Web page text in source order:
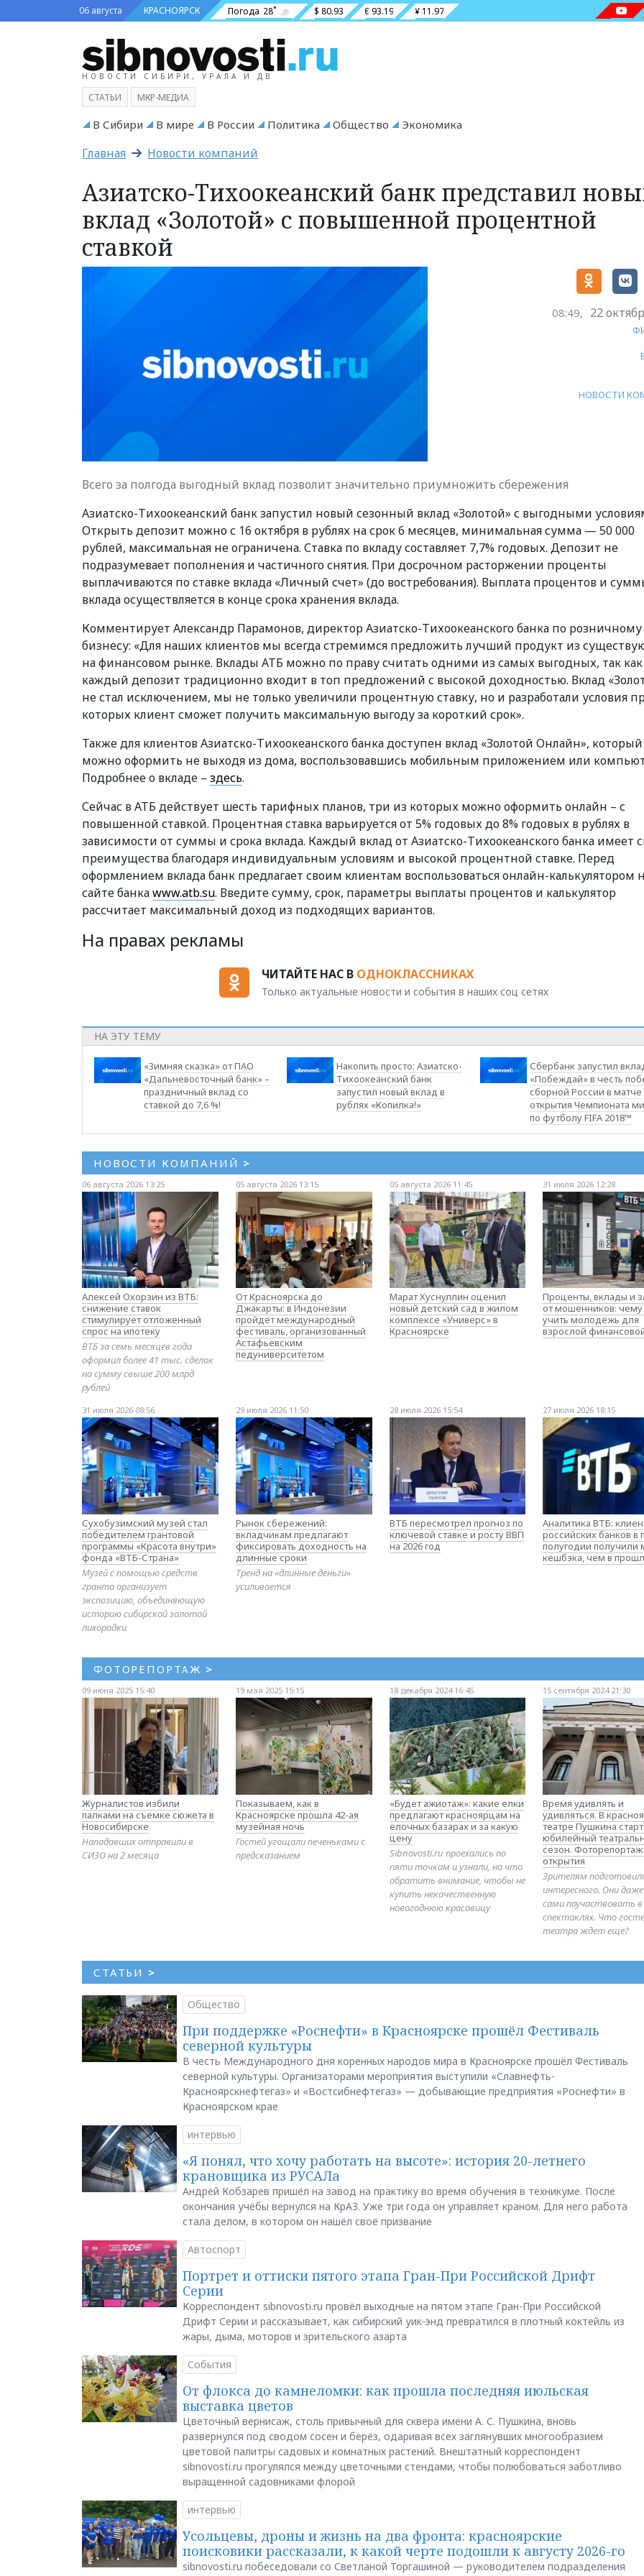
06 августа КРАСНОЯРСК Погода 28˚ $ 80.93 € 93.19 ¥ 11.97
НОВОСТИ СИБИРИ, УРАЛА И ДВ
СТАТЬИ МКР-МЕДИА
В Сибири В мире В России Политика Общество Экономика
Главная Новости компаний
Азиатско-Тихоокеанский банк представил
вклад «Золотой» с повышенной процентной
ставкой
08:49, 22
НОВОСТИ
Всего за полгода выгодный вклад позволит значительно приумножить сбережения
Азиатско-Тихоокеанский банк запустил новый сезонный вклад «Золотой» с выгодными
Открыть депозит можно с 16 октября в рублях на срок 6 месяцев, минимальная сумма — 50 000
рублей, максимальная не ограничена. Ставка по вкладу составляет 7,7% годовых. Депозит не
подразумевает пополнения и частичного снятия. При досрочном расторжении проценты
выплачиваются по ставке вклада «Личный счет» (до востребования). Выплата процентов и
вклада осуществляется в конце срока хранения вклада.
Комментирует Александр Парамонов, ди⁠ректор Азиатско-Тихоокеанского банка по розничному
бизнесу: «Для наших клиентов мы всегда стремимся предложить лучший продукт из
на финансовом рынке. Вклады АТБ можно по праву считать одними из самых выгодных, так как
каждый депозит традиционно входит в топ предложений с высокой доходностью. Вклад
не стал исключением, мы не только увеличили процентную ставку, но и разработали условия
которых клиент сможет получить максимальную выгоду за короткий срок».
Также для клиентов Азиатско-Тихоокеанского банка доступен вклад «Золотой Онлайн», который
можно оформить не выходя из дома, воспользовавшись мобильным приложением или
Подробнее о вкладе – здесь.
Сейчас в АТБ действует шесть тарифных планов, три из которых можно оформить онлайн – с
повышенной ставкой. Процентная ставка варьируется от 5% годовых до 8% годовых в рублях в
зависимости от суммы и срока вклада. Каждый вклад от Азиатско-Тихоокеанского банка имеет
преимущества благодаря индивидуальным условиям и высокой процентной ставке. Перед
оформлением вклада банк предлагает своим клиентам воспользоваться онлайн-калькулятором
сайте банкаwww.atb.su. Введите сумму, срок, параметры выплаты процентов и калькулятор
рассчитает максимальный доход из подходящих вариантов.
На правах рекламы
ЧИТАЙТЕ НАС В ОДНОКЛАССНИКАХ
Только актуальные новости и события в наших соц сетях
НА ЭТУ ТЕМУ
«Зимняя сказка» от ПАО
«Дальневосточный банк» –
праздничный вклад со
ставкой до 7,6 %!
Накопить просто: Азиатско-
Тихоокеанский банк
запустил новый вклад в
рублях «Копилка!»
Сбербанк запустил
«Побеждай» в честь
сборной России в матче
открытия Чемпионата
по футболу FIFA 2018™
НОВОСТИ КОМПАНИЙ >
06 августа 2026 13:25
Алексей Охорзин из ВТБ:
снижение ставок
стимулирует отложенный
спрос на ипотеку
ВТБ за семь месяцев года
оформил более 41 тыс. сделок
на сумму свыше 200 млрд
рублей
05 августа 2026 13:15
От Красноярска до
Джакарты: в Индонезии
пройдёт международный
фестиваль, организованный
Астафьевским
педуниверситетом
05 августа 2026 11:45
Марат Хуснуллин оценил
новый детский сад в жилом
комплексе «Универс» в
Красноярске
31 июля 2026 12:28
Проценты, вклады и
от мошенников: чему
учить молодёжь для
взрослой
31 июля 2026 08:56
Сухобузимский музей стал
победителем грантовой
программы «Красота внутри»
фонда «ВТБ-Страна»
Музей с помощью средств
гранта организует
экспозицию, объединяющую
историю сибирской золотой
лихорадки
29 июля 2026 11:50
Рынок сбережений:
вкладчикам предлагают
фиксировать доходность на
длинные сроки
Тренд на «длинные деньги»
усиливается
28 июля 2026 15:54
ВТБ пересмотрел прогноз по
ключевой ставке и росту ВВП
на 2026 год
27 июля 2026 18:15
Аналитика ВТБ:
российских банков в
полугодии получили
кешбэка, чем в
ФОТОРЕПОРТАЖ >
09 июня 2025 15:40
Журналистов избили
палками на съемке сюжета в
Новосибирске
Нападавших отправили в
СИЗО на 2 месяца
19 мая 2025 15:15
Показываем, как в
Красноярске прошла 42-ая
музейная ночь
Гостей угощали печеньками с
предсказанием
18 декабря 2024 16:45
«Будет ажиотаж»: какие елки
предлагают красноярцам на
елочных базарах и за какую
цену
Sibnovosti.ru проехались по
пяти точкам и узнали, на что
обратить внимание, чтобы не
купить некачественную
новогоднюю красавицу
15 сентября 2024 21:30
Время удивлять и
удивляться. В
театре Пушкина
юбилейный
сезон. Фоторепортаж
открытия
Зрителям
интересного. Они
сами поучаствовать в
спектаклях. Что
театра ждет еще?
СТАТЬИ >
Общество
При поддержке «Роснефти» в Красноярске прошёл Фестиваль
северной культуры
В честь Международного дня коренных народов мира в Красноярске прошёл Фестиваль
северной культуры. Организаторами мероприятия выступили «Славнефть-
Красноярскнефтегаз» и «Востсибнефтегаз» — добывающие предприятия «Роснефти» в
Красноярском крае
интервью
«Я понял, что хочу работать на высоте»: история 20-летнего
крановщика из РУСАЛа
Андрей Кобзарев пришёл на завод на практику во время обучения в техникуме. После
окончания учёбы вернулся на КрАЗ. Уже три года он управляет краном. Для него работа
стала делом, в котором он нашёл своё призвание
Автоспорт
Портрет и оттиски пятого этапа Гран-При Российской Дрифт
Серии
Корреспондент sibnovosti.ru провёл выходные на пятом этапе Гран-При Российской
Дрифт Серии и рассказывает, как сибирский уик-энд превратился в плотный коктейль из
жары, дыма, моторов и зрительского азарта
События
От флокса до камнеломки: как прошла последняя июльская
выставка цветов
Цветочный вернисаж, столь привычный для сквера имени А. С. Пушкина, вновь
развернулся под сводом сосен и берёз, одаривая всех заглянувших многообразием
цветовой палитры садовых и комнатных растений. Внештатный корреспондент
sibnovosti.ru прогулялся между цветочными стендами, чтобы полюбоваться заботливо
выращенной садовниками флорой
интервью
Усольцевы, дроны и жизнь на два фронта: красноярские
поисковики рассказали, к какой черте подошли к августу 2026-го
sibnovosti.ru побеседовали со Светланой Торгашиной — руководителем подразделения